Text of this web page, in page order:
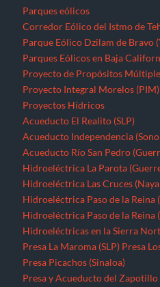
Hidroeléctrica Las Cruces
Hidroeléctrica Paso de la Reina
Hidroeléctrica Paso de la Reina
Hidroeléctricas en la Sierra
Presa La Maroma (SLP) Presa
Presa Picachos (Sinaloa)
Presa y Acueducto del Zapotillo
Proyecto Hidráulico Monterrey
Proyecto Hídrico el Naranjal
Puebla QuerétaroQuintana Roo
Recursos forestales
Extracción de maderas
San Luis Potosí
Seminario “El pensamiento
capitalista”
Sinaloa SonoraTabasco
VeracruzViolencia contra
Zonas de Desarrollo Económico